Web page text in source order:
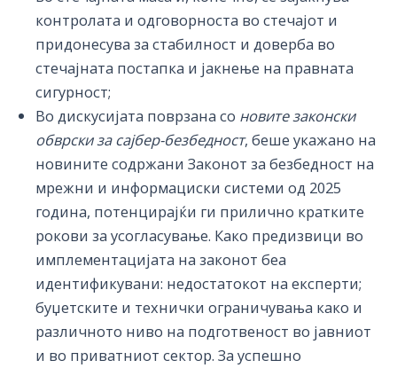
контролата и одговорноста во стечајот и
придонесува за стабилност и доверба во
стечајната постапка и јакнење на правната
сигурност;
Во дискусијата поврзана со новите законски
обврски засајбер-безбедност, беше укажано на
новините содржани Законот за безбедност на
мрежни и информациски системи од 2025
година, потенцирајќи ги прилично кратките
рокови за усогласување. Како предизвици во
имплементацијата на законот беа
идентификувани: недостатокот на експерти;
буџетските и технички ограничувања како и
различното ниво на подготвеност во јавниот
и во приватниот сектор. За успешно